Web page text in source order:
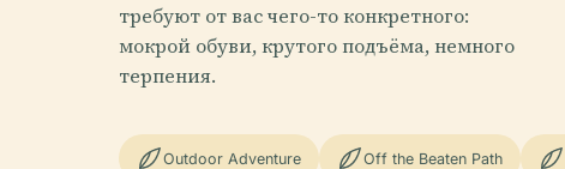
требуют от вас чего-то конкретного:
мокрой обуви, крутого подъёма, немного
терпения.
Outdoor Adventure Off the Beaten Path